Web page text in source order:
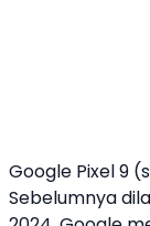
Google Pixel 9
Sebelumnya